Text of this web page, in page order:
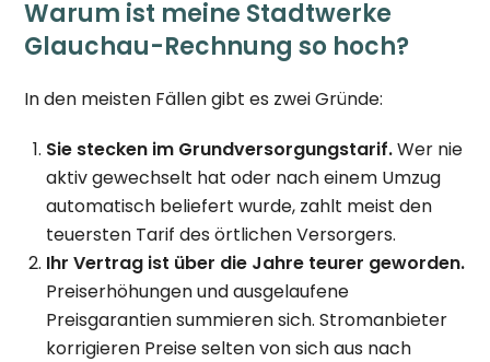
Warum ist meine Stadtwerke
Glauchau-Rechnung so hoch?
In den meisten Fällen gibt es zwei Gründe:
Sie stecken im Grundversorgungstarif.Wer nie
aktiv gewechselt hat oder nach einem Umzug
automatisch beliefert wurde, zahlt meist den
teuersten Tarif des örtlichen Versorgers.
Ihr Vertrag ist über die Jahre teurer geworden.
Preiserhöhungen und ausgelaufene
Preisgarantien summieren sich. Stromanbieter
korrigieren Preise selten von sich aus nach